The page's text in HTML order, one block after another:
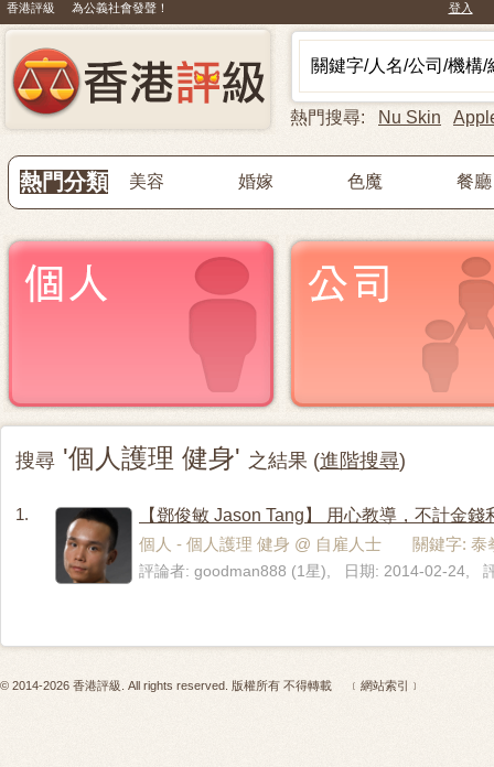
香港評級 為公義社會發聲！ 登入
熱門搜尋: Nu Skin
熱門分類 美容 婚嫁 色魔 餐廳
搜尋 '個人護理 健身' 之結果 (進階搜尋)
1.
【鄧俊敏 Jason Tang】 用心教導，不計金錢
個人 - 個人護理 健身 @ 自雇人士 關鍵字: 泰
評論者: goodman888 (1星), 日期: 2014-02-24,
© 2014-2026 香港評級. All rights reserved. 版權所有 不得轉載 ﹝網站索引﹞